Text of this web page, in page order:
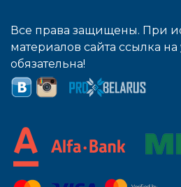
Все права защищены. При
материалов сайта ссылка на
обязательна!